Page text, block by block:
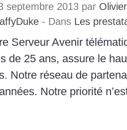
septembre 2013 par
- Dans Les
Serveur Avenir
de 25 ans, assure le
Notre réseau de
Notre priorité